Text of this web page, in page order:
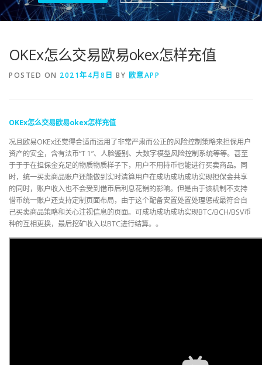
OKEx怎么交易欧易okex怎样充值
POSTED ON 2021年4月8日 BY 欧意APP
OKEx怎么交易欧易okex怎样充值
况且欧易OKEx还觉得合适而运用了非常严肃而公正的风险控制策略来担保用户
资产的安全，含有法币“T 1”、人脸鉴别、大数字模型风险控制系统等等。甚至
于于于在担保金充足的物质物质样子下，用户不用持币也能进行买卖商品。同
时，统一买卖商品账户还能做到实时清算用户在成功成功成功实现担保金共享
的同时，账户收入也不会受到借币后利息花销的影响。但是由于该机制不支持
借币统一账户还支持定制页面布局，由于这个配备安置处置处理惩戒最符合自
己买卖商品策略和关心注视信息的页面。可成功成功成功实现BTC/BCH/BSV币
种的互相更换，最后挖矿收入以BTC进行结算。。